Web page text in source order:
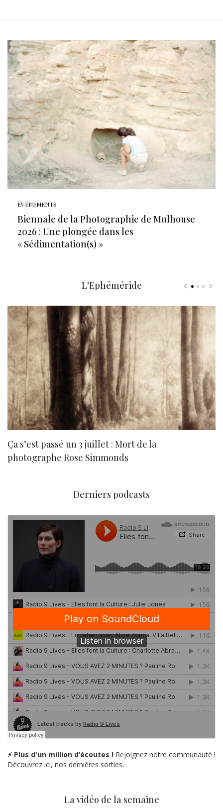
EVÉNEMENTS
Biennale de la Photographie de Mulhouse
2026 : Une plongée dans les
« Sédimentation(s) »
L'Ephéméride
Ça s’est passé un 3 juillet : Mort de la
photographe Rose Simmonds
Derniers podcasts
⚡ Plus d'un million d’écoutes ! Rejoignez notre communauté !
Découvrez ici, nos dernières sorties.
La vidéo de la semaine